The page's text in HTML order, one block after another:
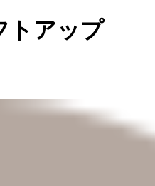
トアップ